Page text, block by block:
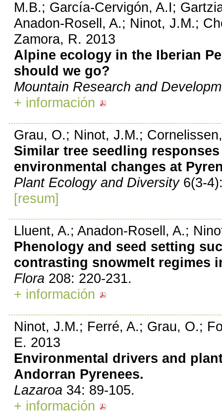
M.B.; García-Cervigón, A.I;
Anadon-Rosell, A.; Ninot, J.M.;
Zamora, R. 2013
Alpine ecology in the Iberian
should we go?
Mountain Research and
+ información
Grau, O.; Ninot, J.M.;
Similar tree seedling
environmental changes at
Plant Ecology and Diversity6(3-
[resum]
Lluent, A.; Anadon-Rosell, A.;
Phenology and seed setting
contrasting snowmelt regimes
Flora 208: 220-231.
+ información
Ninot, J.M.; Ferré, A.; Grau, O.;
E. 2013
Environmental drivers and
Andorran Pyrenees.
Lazaroa 34: 89-105.
+ información